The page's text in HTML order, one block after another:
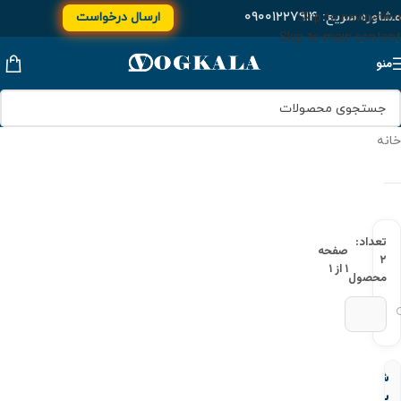
Skip to navigation
Skip to main content
مشاوره سریع:۰۹۰۰۱۲۲۷۹۱۴ ارسال درخواست
منو
خانه
تعداد:
۲
محصول
صفحه
۱ از ۱
شیر